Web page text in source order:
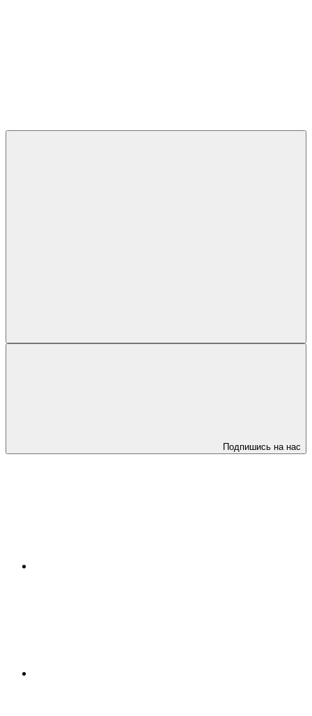
Подпишись на нас